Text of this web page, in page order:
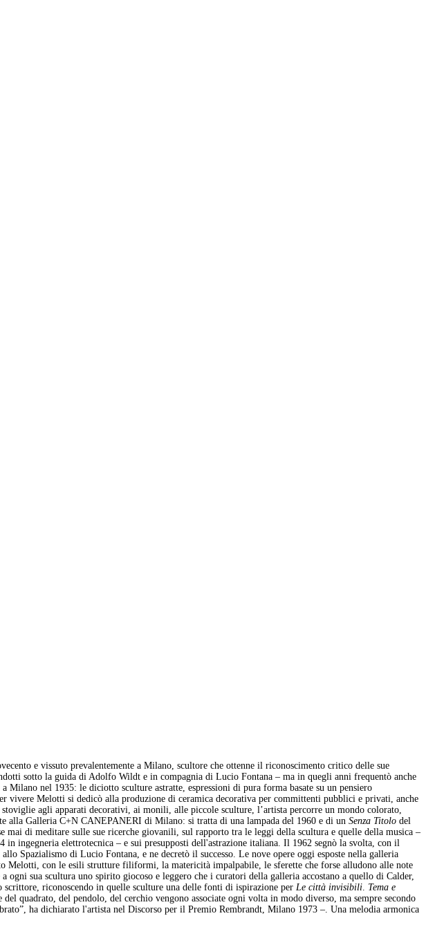
e vissuto prevalentemente a Milano, scultore che ottenne il riconoscimento critico delle sue
sotto la guida di Adolfo Wildt e in compagnia di Lucio Fontana – ma in quegli anni frequentò anche
nel 1935: le diciotto sculture astratte, espressioni di pura forma basate su un pensiero
vivere Melotti si dedicò alla produzione di ceramica decorativa per committenti pubblici e privati, anche
agli apparati decorativi, ai monili, alle piccole sculture, l’artista percorre un mondo colorato,
alla Galleria C+N CANEPANERI di Milano: si tratta di una lampada del 1960 e di un Senza Titolo del
di meditare sulle sue ricerche giovanili, sul rapporto tra le leggi della scultura e quelle della musica –
ingegneria elettrotecnica – e sui presupposti dell'astrazione italiana. Il 1962 segnò la svolta, con il
Spazialismo di Lucio Fontana, e ne decretò il successo. Le nove opere oggi esposte nella galleria
Melotti, con le esili strutture filiformi, la matericità impalpabile, le sferette che forse alludono alle note
sua scultura uno spirito giocoso e leggero che i curatori della galleria accostano a quello di Calder,
riconoscendo in quelle sculture una delle fonti di ispirazione per Le città invisibili. Tema e
quadrato, del pendolo, del cerchio vengono associate ogni volta in modo diverso, ma sempre secondo
ha dichiarato l'artista nel Discorso per il Premio Rembrandt, Milano 1973 –. Una melodia armonica